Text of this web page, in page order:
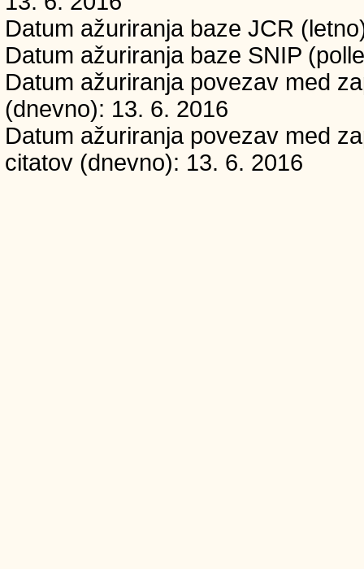
Datum ažuriranja baze JCR
Datum ažuriranja baze SNIP
Datum ažuriranja povezav med
(dnevno): 13. 6. 2016
Datum ažuriranja povezav med
citatov (dnevno): 13. 6. 2016